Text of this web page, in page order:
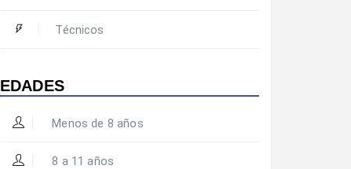
Técnicos
EDADES
Menos de 8 años
8 a 11 años